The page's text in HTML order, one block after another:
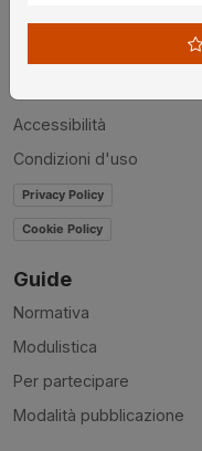
Disclaimer
Accessibilità
Condizioni d'uso
Privacy Policy
Cookie Policy
Guide
Normativa
Modulistica
Per partecipare
Modalità pubblicazione